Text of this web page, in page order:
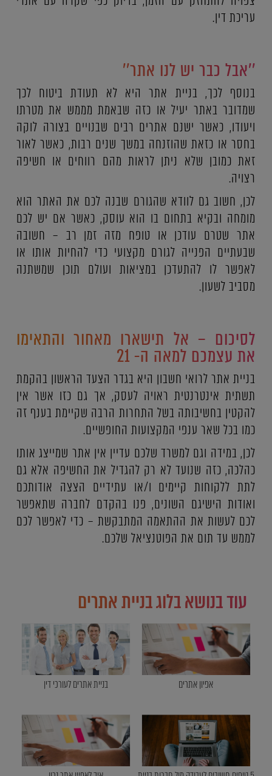
עריכת דין.
''אבל כבר יש לנו אתר''
בנוסף לכך, בניית אתר היא לא תעודת ביטוח לכך
שמדובר באתר יעיל או כזה שבאמת מממש את מטרתו
ויעודו, כאשר ישנם אתרים רבים שבנויים בצורה לוקה
בחסר או כזאת שהוזנחה במשך שנים רבות, כאשר לאור
זאת כמובן שלא ניתן לראות מהם רווחים או חשיפה
רצויה.
לכן, חשוב גם לוודא שהגורם שבנה לכם את האתר הוא
מומחה ובקיא בתחום בו הוא עוסק, כאשר אם יש לכם
אתר שטרם עודכן או טופח מזה זמן רב – חשובה
שבעתיים הפנייה לגורם מקצועי כדי להחיות אותו או
לאפשר לו להתעדכן במציאות ועולם תוכן שמשתנה
מסביב לשעון.
לסיכום – אל תישארו מאחור והתאימו
את עצמכם למאה ה- 21
בניית אתר לרואי חשבון היא בגדר הצעד הראשון בהקמת
תשתית אינטרנטית ראויה לעסק, אך גם כזו אשר אין
להקטין בחשיבותה בשל התחרות הרבה שקיימת בענף זה
כמו בכל שאר ענפי המקצועות החופשיים.
לכן, במידה וגם למשרד שלכם עדיין אין אתר שמייצג אותו
כהלכה, כזה שנועד לא רק להגדיל את החשיפה אלא גם
לתת ללקוחות קיימים ו/או עתידיים הצצה אודותכם
ואודות הישיגם השונים, פנו בהקדם לחברה שתאפשר
לכם לעשות את ההתאמה המתבקשת – כדי לאפשר לכם
לממש עד תום את הפוטנציאל שלכם.
עוד בנושא בלוג בניית אתרים
אפיון אתרים בניית אתרים לעורכי דין